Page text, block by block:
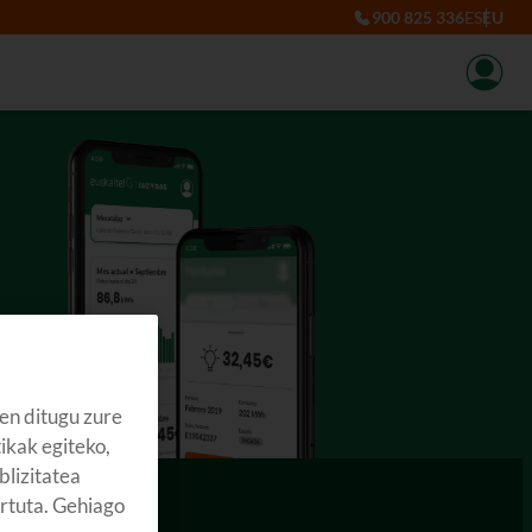
900 825 336ESEU
ditugu zure
egiteko,
Gehiago